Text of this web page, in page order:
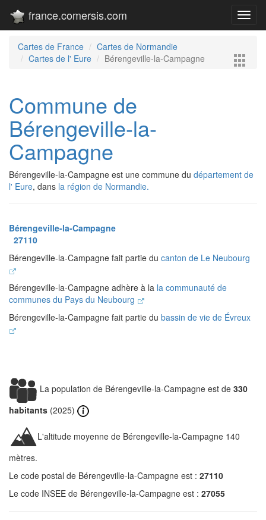
france.comersis.com
Cartes de France
Cartes de Normandie
Cartes de l' Eure
Bérengeville-la-Campagne
Commune de
Bérengeville-la-
Campagne
Bérengeville-la-Campagne est une commune du département de
l' Eure, dans la région de Normandie.
Bérengeville-la-Campagne
27110
Bérengeville-la-Campagne fait partie du canton de Le Neubourg
Bérengeville-la-Campagne adhère à la la communauté de
communes du Pays du Neubourg
Bérengeville-la-Campagne fait partie du bassin de vie de Évreux
La population de Bérengeville-la-Campagne est de 330
habitants (2025)
L'altitude moyenne de Bérengeville-la-Campagne 140
mètres.
Le code postal de Bérengeville-la-Campagne est : 27110
Le code INSEE de Bérengeville-la-Campagne est : 27055